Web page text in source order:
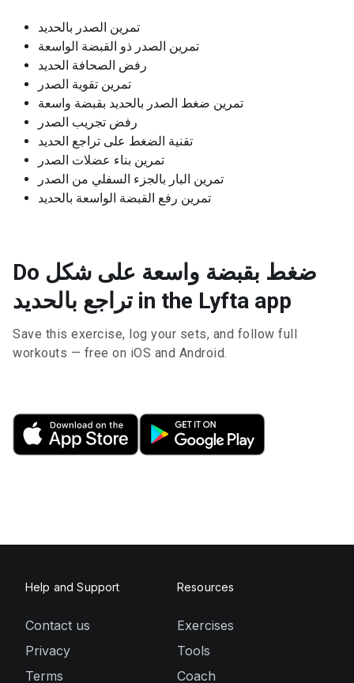
تمرين الصدر بالحديد
تمرين الصدر ذو القبضة الواسعة
رفض الصحافة الحديد
تمرين تقوية الصدر
تمرين ضغط الصدر بالحديد بقبضة واسعة
رفض تجريب الصدر
تقنية الضغط على تراجع الحديد
تمرين بناء عضلات الصدر
تمرين البار بالجزء السفلي من الصدر
تمرين رفع القبضة الواسعة بالحديد
Do ضغط بقبضة واسعة على شكل
تراجع بالحديد in the Lyfta app
Save this exercise, log your sets, and follow full
workouts — free on iOS and Android.
Help and Support
Contact us
Privacy
Terms
Resources
Exercises
Tools
Coach